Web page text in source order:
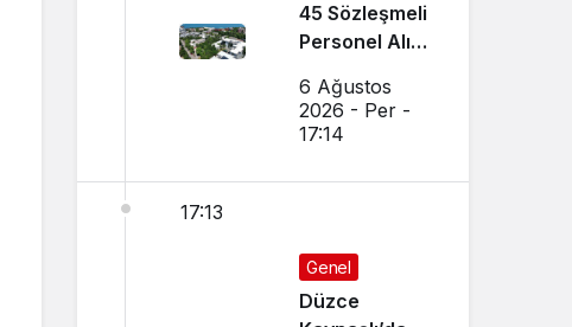
45 Sözleşmeli
Personel Alımı
6 Ağustos
2026 - Per -
17:14
17:13
Genel
Düzce